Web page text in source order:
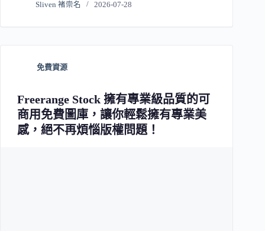
Sliven 褚崇名 2026-07-28
免費資源
Freerange Stock 擁有專業級品質的可
商用免費圖庫，讓你輕鬆擁有專業美
感，絕不再煩惱版權問題！